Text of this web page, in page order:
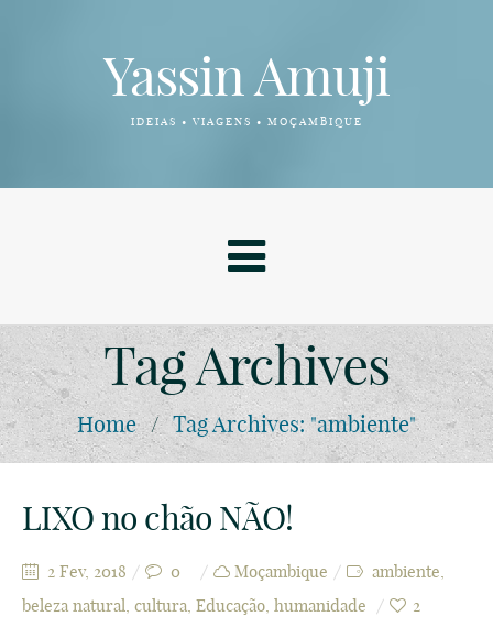
Yassin Amuji
IDEIAS • VIAGENS • MOÇAMBIQUE
Tag Archives
Home / Tag Archives: "ambiente"
LIXO no chão NÃO!
2 Fev, 2018 0 Moçambique ambiente,
beleza natural, cultura, Educação, humanidade 2